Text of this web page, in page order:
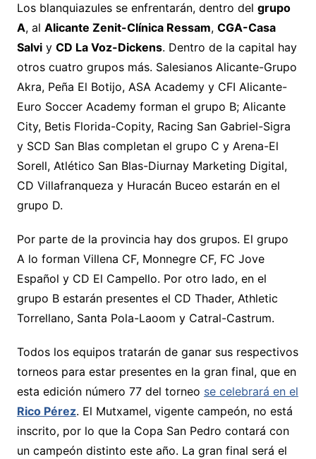
Los blanquiazules se enfrentarán, dentro del grupo
A, al Alicante Zenit-Clínica Ressam, CGA-Casa
Salviy CD La Voz-Dickens. Dentro de la capital hay
otros cuatro grupos más. Salesianos Alicante-Grupo
Akra, Peña El Botijo, ASA Academy y CFI Alicante-
Euro Soccer Academy forman el grupo B; Alicante
City, Betis Florida-Copity, Racing San Gabriel-Sigra
y SCD San Blas completan el grupo C y Arena-El
Sorell, Atlético San Blas-Diurnay Marketing Digital,
CD Villafranqueza y Huracán Buceo estarán en el
grupo D.
Por parte de la provincia hay dos grupos. El grupo
A lo forman Villena CF, Monnegre CF, FC Jove
Español y CD El Campello. Por otro lado, en el
grupo B estarán presentes el CD Thader, Athletic
Torrellano, Santa Pola-Laoom y Catral-Castrum.
Todos los equipos tratarán de ganar sus respectivos
torneos para estar presentes en la gran final, que en
esta edición número 77 del torneo se celebrará en el
Rico Pérez. El Mutxamel, vigente campeón, no está
inscrito, por lo que la Copa San Pedro contará con
un campeón distinto este año. La gran final será el